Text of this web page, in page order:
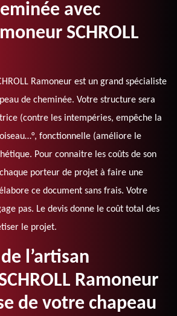
avec
SCHROLL
Ramoneur est un grand spécialiste
de cheminée. Votre structure sera
(contre les intempéries, empêche la
fonctionnelle (améliore le
Pour connaitre les coûts de son
porteur de projet à faire une
ce document sans frais. Votre
pas. Le devis donne le coût total des
le projet.
l’artisan
Ramoneur
de votre chapeau